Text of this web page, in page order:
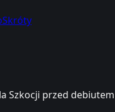
Skróty
Szkocji przed